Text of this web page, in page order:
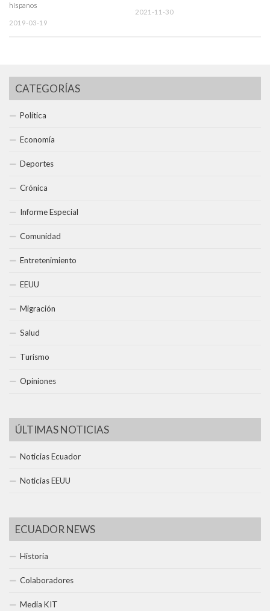
hispanos
2019-03-19
2021-11-30
CATEGORÍAS
Política
Economía
Deportes
Crónica
Informe Especial
Comunidad
Entretenimiento
EEUU
Migración
Salud
Turismo
Opiniones
ÚLTIMAS NOTICIAS
Noticias Ecuador
Noticias EEUU
ECUADOR NEWS
Historia
Colaboradores
Media KIT